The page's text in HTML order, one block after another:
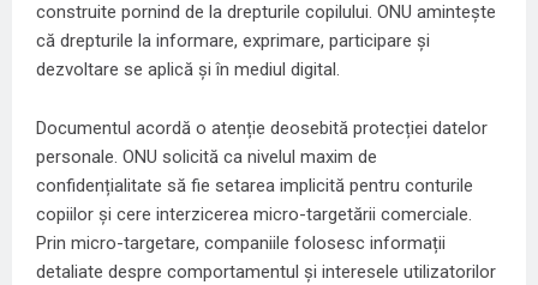
construite pornind de la drepturile copilului. ONU amintește
că drepturile la informare, exprimare, participare și
dezvoltare se aplică și în mediul digital.
Documentul acordă o atenție deosebită protecției datelor
personale. ONU solicită ca nivelul maxim de
confidențialitate să fie setarea implicită pentru conturile
copiilor și cere interzicerea micro-targetării comerciale.
Prin micro-targetare, companiile folosesc informații
detaliate despre comportamentul și interesele utilizatorilor